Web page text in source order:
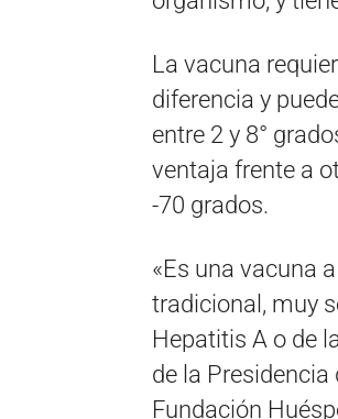
La vacuna
diferencia y
entre 2 y 8°
ventaja frente a
-70 grados.
«Es una vacuna
tradicional, muy
Hepatitis A o de
de la
Fundación